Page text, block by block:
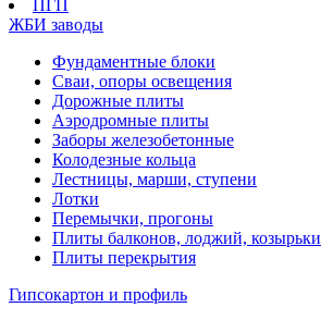
ПГП
ЖБИ заводы
Фундаментные блоки
Сваи, опоры освещения
Дорожные плиты
Аэродромные плиты
Заборы железобетонные
Колодезные кольца
Лестницы, марши, ступени
Лотки
Перемычки, прогоны
Плиты балконов, лоджий, козырьки
Плиты перекрытия
Гипсокартон и профиль